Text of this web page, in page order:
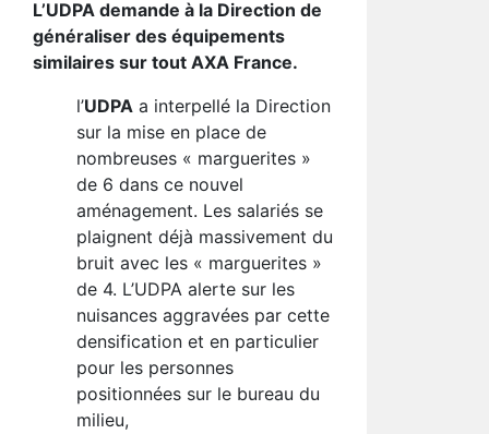
L’UDPA demande à la Direction de
généraliser des équipements
similaires sur tout AXA France.
l’UDPA a interpellé la Direction
sur la mise en place de
nombreuses « marguerites »
de 6 dans ce nouvel
aménagement. Les salariés se
plaignent déjà massivement du
bruit avec les « marguerites »
de 4. L’UDPA alerte sur les
nuisances aggravées par cette
densification et en particulier
pour les personnes
positionnées sur le bureau du
milieu,